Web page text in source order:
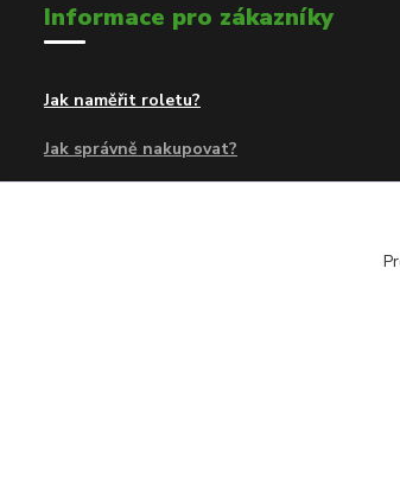
Informace pro zákazníky
Jak naměřit roletu?
Jak správně nakupovat?
© 2026 Eshop Rolety24.cz | Provozovatel: